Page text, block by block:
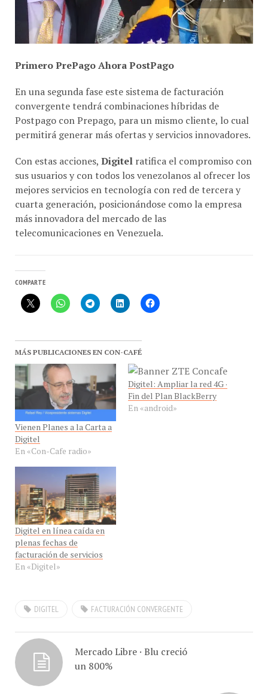
Primero PrePago Ahora PostPago
En una segunda fase este sistema de facturación
convergente tendrá combinaciones híbridas de
Postpago con Prepago, para un mismo cliente, lo cual
permitirá generar más ofertas y servicios innovadores.
Con estas acciones, Digitel ratifica el compromiso con
sus usuarios y con todos los venezolanos al ofrecer los
mejores servicios en tecnología con red de tercera y
cuarta generación, posicionándose como la empresa
más innovadora del mercado de las
telecomunicaciones en Venezuela.
COMPARTE
MÁS PUBLICACIONES EN CON-CAFÉ
Vienen Planes a la Carta a
Digitel
En «Con-Cafe radio»
Digitel: Ampliar la red 4G ·
Fin del Plan BlackBerry
En «android»
Digitel en línea caída en
plenas fechas de
facturación de servicios
En «Digitel»
DIGITEL FACTURACIÓN CONVERGENTE
Mercado Libre · Blu creció
un 800%